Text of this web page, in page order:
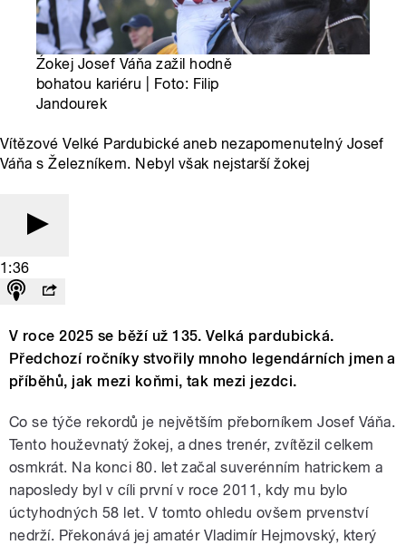
Źokej Josef Váňa zažil hodně
bohatou kariéru | Foto: Filip
Jandourek
Vítězové Velké Pardubické aneb nezapomenutelný Josef
Váňa s Železníkem. Nebyl však nejstarší žokej
1:36
V roce 2025 se běží už 135. Velká pardubická.
Předchozí ročníky stvořily mnoho legendárních jmen a
příběhů, jak mezi koňmi, tak mezi jezdci.
Co se týče rekordů je největším přeborníkem Josef Váňa.
Tento houževnatý žokej, a dnes trenér, zvítězil celkem
osmkrát. Na konci 80. let začal suverénním hatrickem a
naposledy byl v cíli první v roce 2011, kdy mu bylo
úctyhodných 58 let. V tomto ohledu ovšem prvenství
nedrží. Překonává jej amatér Vladimír Hejmovský, který